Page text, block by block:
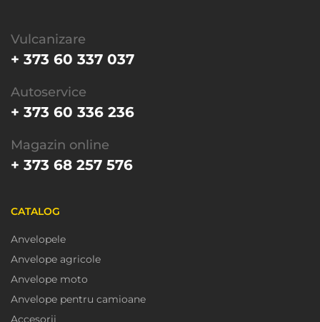
Vulcanizare
+ 373 60 337 037
Autoservice
+ 373 60 336 236
Magazin online
+ 373 68 257 576
CATALOG
Anvelopele
Anvelope agricole
Anvelope moto
Anvelope pentru camioane
Accesorii